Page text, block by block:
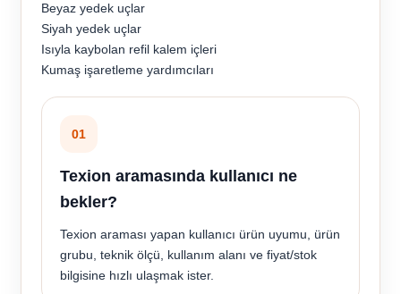
Beyaz yedek uçlar
Siyah yedek uçlar
Isıyla kaybolan refil kalem içleri
Kumaş işaretleme yardımcıları
01
Texion aramasında kullanıcı ne
bekler?
Texion araması yapan kullanıcı ürün uyumu, ürün
grubu, teknik ölçü, kullanım alanı ve fiyat/stok
bilgisine hızlı ulaşmak ister.